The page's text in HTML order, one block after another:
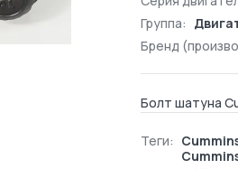
Группа:
Бренд
Болт шатуна
Теги: